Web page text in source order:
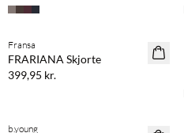
NYHED
Fransa
FRARIANA Skjorte
399,95 kr.
b.young